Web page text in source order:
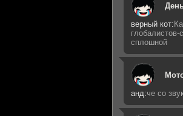
верный кот:
сплошной
анд:че со